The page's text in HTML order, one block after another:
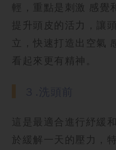
輕，重點是刺激 感覺
提升頭皮的活力，讓
立，快速打造出空氣
看起來更有精神。
這是最適合進行紓緩
於緩解一天的壓力，